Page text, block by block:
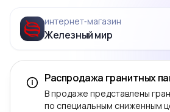
интернет‑магазин
Железный мир
Распродажа гранитных
В продаже представлены
по специальным сниженным